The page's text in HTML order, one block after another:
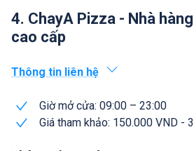
4. ChayA Pizza - Nhà
cao cấp
Thông tin liên hệ
Giờ mở cửa: 09:00 – 23:00
Giá tham khảo: 150.000 VND -